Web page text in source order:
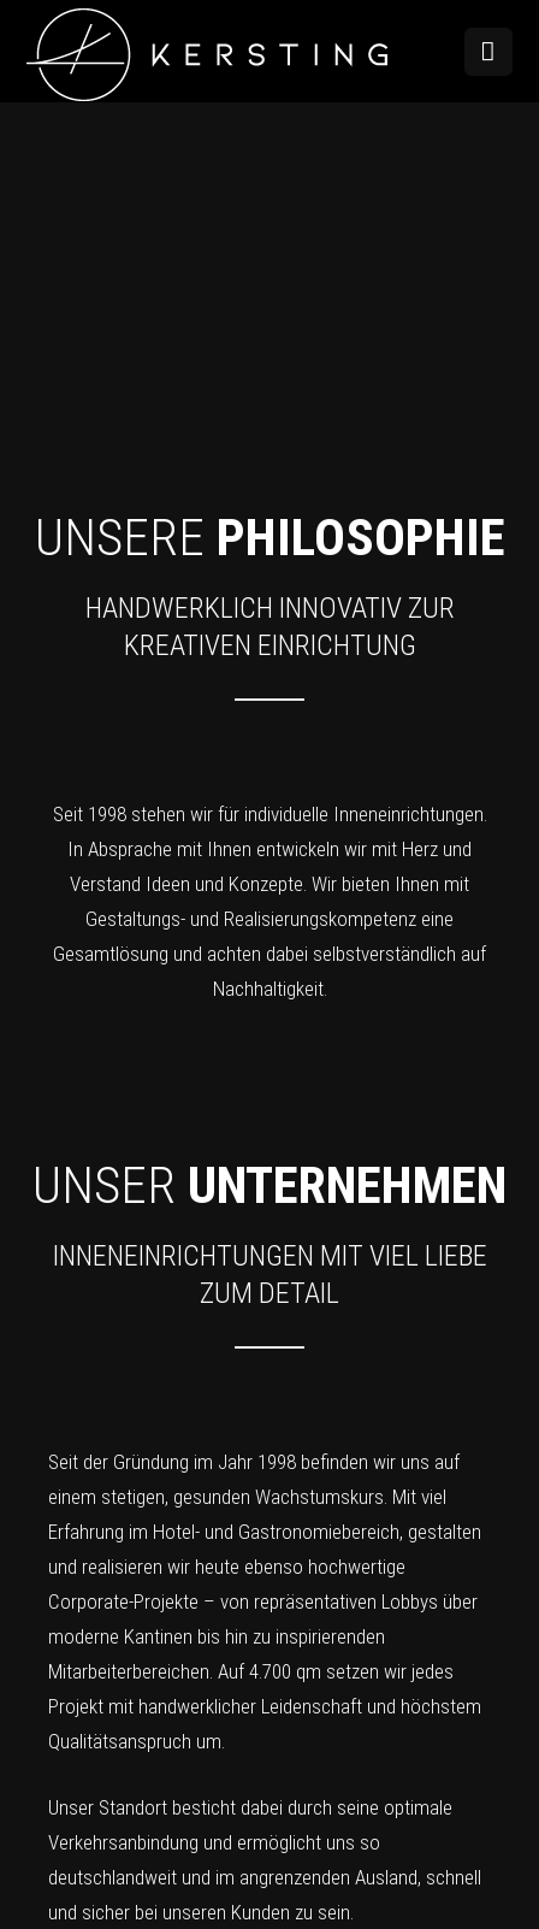
UNSERE PHILOSOPHIE
HANDWERKLICH INNOVATIV ZUR
KREATIVEN EINRICHTUNG
Seit 1998 stehen wir für individuelle Inneneinrichtungen.
In Absprache mit Ihnen entwickeln wir mit Herz und
Verstand Ideen und Konzepte. Wir bieten Ihnen mit
Gestaltungs- und Realisierungskompetenz eine
Gesamtlösung und achten dabei selbstverständlich auf
Nachhaltigkeit.
UNSER UNTERNEHMEN
INNENEINRICHTUNGEN MIT VIEL LIEBE
ZUM DETAIL
Seit der Gründung im Jahr 1998 befinden wir uns auf
einem stetigen, gesunden Wachstumskurs. Mit viel
Erfahrung im Hotel- und Gastronomiebereich, gestalten
und realisieren wir heute ebenso hochwertige
Corporate-Projekte – von repräsentativen Lobbys über
moderne Kantinen bis hin zu inspirierenden
Mitarbeiterbereichen. Auf 4.700 qm setzen wir jedes
Projekt mit handwerklicher Leidenschaft und höchstem
Qualitätsanspruch um.
Unser Standort besticht dabei durch seine optimale
Verkehrsanbindung und ermöglicht uns so
deutschlandweit und im angrenzenden Ausland, schnell
und sicher bei unseren Kunden zu sein.